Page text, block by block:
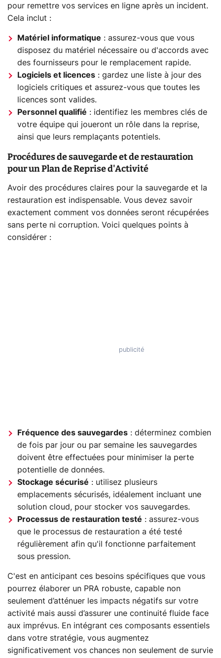
pour remettre vos services en ligne après un incident.
Cela inclut :
Matériel informatique : assurez-vous que vous
disposez du matériel nécessaire ou d'accords avec
des fournisseurs pour le remplacement rapide.
Logiciels et licences : gardez une liste à jour des
logiciels critiques et assurez-vous que toutes les
licences sont valides.
Personnel qualifié : identifiez les membres clés de
votre équipe qui joueront un rôle dans la reprise,
ainsi que leurs remplaçants potentiels.
Procédures de sauvegarde et de restauration
pour un Plan de Reprise d'Activité
Avoir des procédures claires pour la sauvegarde et la
restauration est indispensable. Vous devez savoir
exactement comment vos données seront récupérées
sans perte ni corruption. Voici quelques points à
considérer :
Fréquence des sauvegardes : déterminez combien
de fois par jour ou par semaine les sauvegardes
doivent être effectuées pour minimiser la perte
potentielle de données.
Stockage sécurisé : utilisez plusieurs
emplacements sécurisés, idéalement incluant une
solution cloud, pour stocker vos sauvegardes.
Processus de restauration testé : assurez-vous
que le processus de restauration a été testé
régulièrement afin qu'il fonctionne parfaitement
sous pression.
C'est en anticipant ces besoins spécifiques que vous
pourrez élaborer un PRA robuste, capable non
seulement d’atténuer les impacts négatifs sur votre
activité mais aussi d’assurer une continuité fluide face
aux imprévus. En intégrant ces composants essentiels
dans votre stratégie, vous augmentez
significativement vos chances non seulement de survie